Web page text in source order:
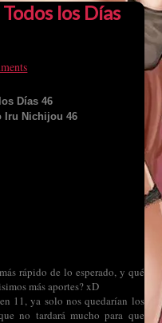
los Días
Días 46
Iru Nichijou 46
rápido de lo esperado, y qué
más aportes? xD
11, ya solo nos quedarían los
no tardará mucho para que